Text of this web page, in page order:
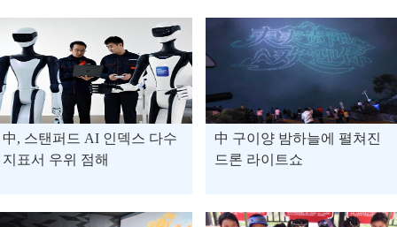
中, 스탠퍼드 AI 인덱스 다수
지표서 우위 점해
中 구이양 밤하늘에 펼쳐진
드론 라이트쇼